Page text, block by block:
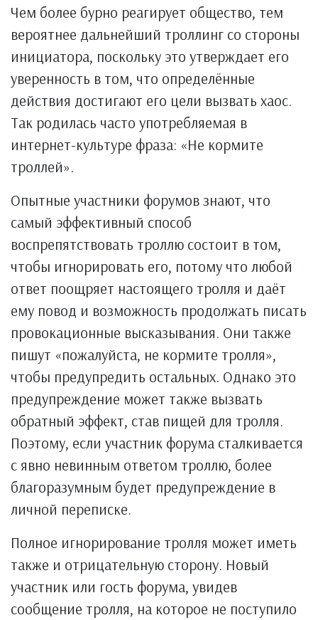
Чем более бурно реагирует общество, тем
вероятнее дальнейший троллинг со стороны
инициатора, поскольку это утверждает его
уверенность в том, что определённые
действия достигают его цели вызвать хаос.
Так родилась часто употребляемая в
интернет-культуре фраза: «Не кормите
троллей».
Опытные участники форумов знают, что
самый эффективный способ
воспрепятствовать троллю состоит в том,
чтобы игнорировать его, потому что любой
ответ поощряет настоящего тролля и даёт
ему повод и возможность продолжать писать
провокационные высказывания. Они также
пишут «пожалуйста, не кормите тролля»,
чтобы предупредить остальных. Однако это
предупреждение может также вызвать
обратный эффект, став пищей для тролля.
Поэтому, если участник форума сталкивается
с явно невинным ответом троллю, более
благоразумным будет предупреждение в
личной переписке.
Полное игнорирование тролля может иметь
также и отрицательную сторону. Новый
участник или гость форума, увидев
сообщение тролля, на которое не поступило